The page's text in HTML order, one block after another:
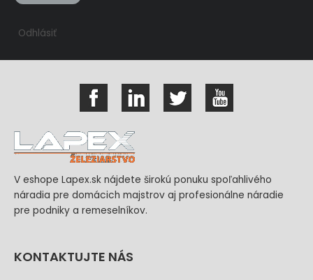
Odhlásiť
V eshope Lapex.sk nájdete širokú ponuku spoľahlivého
náradia pre domácich majstrov aj profesionálne náradie
pre podniky a remeselníkov.
KONTAKTUJTE NÁS